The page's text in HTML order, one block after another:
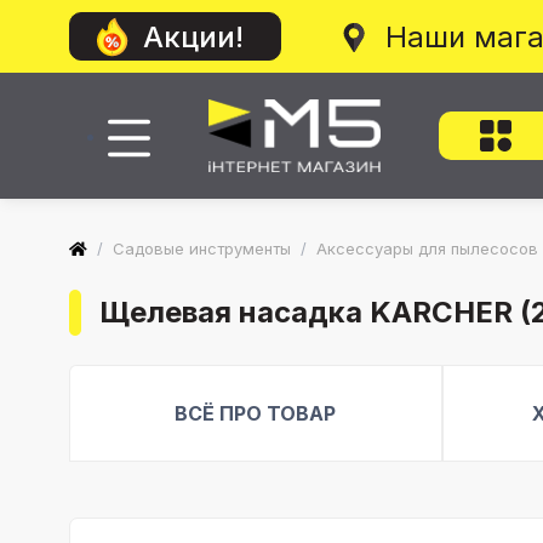
Акции! Наши
/ Садовые инструменты / Аксессуары для пылесосов
Щелевая насадка KARCHER
ВСЁ ПРО ТОВАР